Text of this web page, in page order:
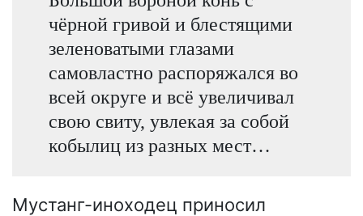
чёрной гривой и блестящими
зеленоватыми глазами
самовластно распоряжался во
всей округе и всё увеличивал
свою свиту, увлекая за собой
кобылиц из разных мест…
Мустанг-иноходец приносил